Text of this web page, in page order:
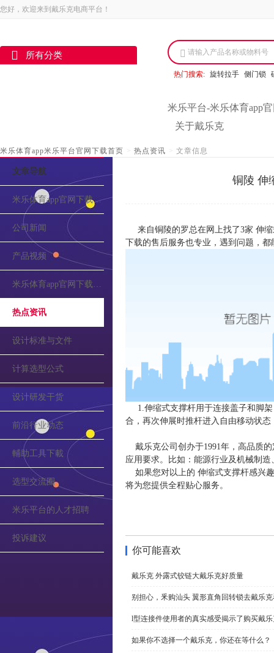
您好，欢迎来到戴乐克电商平台！
所有分类 请输入产品名称或物料号
热门搜索: 旋转拉手 侧门锁
米乐平台-米乐体育app
关于戴乐克
米乐体育app米乐平台官网下载首页 > 热点资讯 > 文章信息
文章导航
米乐体育app官网下载的介绍
公司新闻
产品视频
米乐体育app官网下载的公告
热点资讯
设计标准与文件
计算选型公式
设计研发干货
前沿行业动态
輔助工具下載
选型交流圈
米乐平台的人才招聘
投诉建议
铜陵 伸
来自铜陵的罗总在网上找了3家 伸
下载的售后服务也专业，遇到问题，
1.伸缩式支撑杆用于连接盖子和脚
合，再次伸展时推杆进入自由移动状
戴乐克公司创办于1991年，高品质
应用要求。比如：能源行业及机械制
如果您对以上的 伸缩式支撑杆感兴
将为您提供全程贴心服务。
你可能喜欢
戴乐克 外露式铰链大戴乐克好质量
别担心，釆购汕头 翼形直角回转锁去戴乐
l型连接件使用者的真实感受揭示了购买戴
如果你不选择一个戴乐克，你还在等什么？